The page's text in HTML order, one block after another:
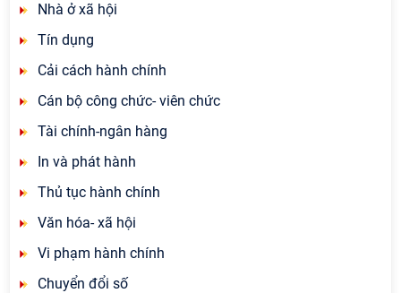
Nhà ở xã hội
Tín dụng
Cải cách hành chính
Cán bộ công chức- viên chức
Tài chính-ngân hàng
In và phát hành
Thủ tục hành chính
Văn hóa- xã hội
Vi phạm hành chính
Chuyển đổi số